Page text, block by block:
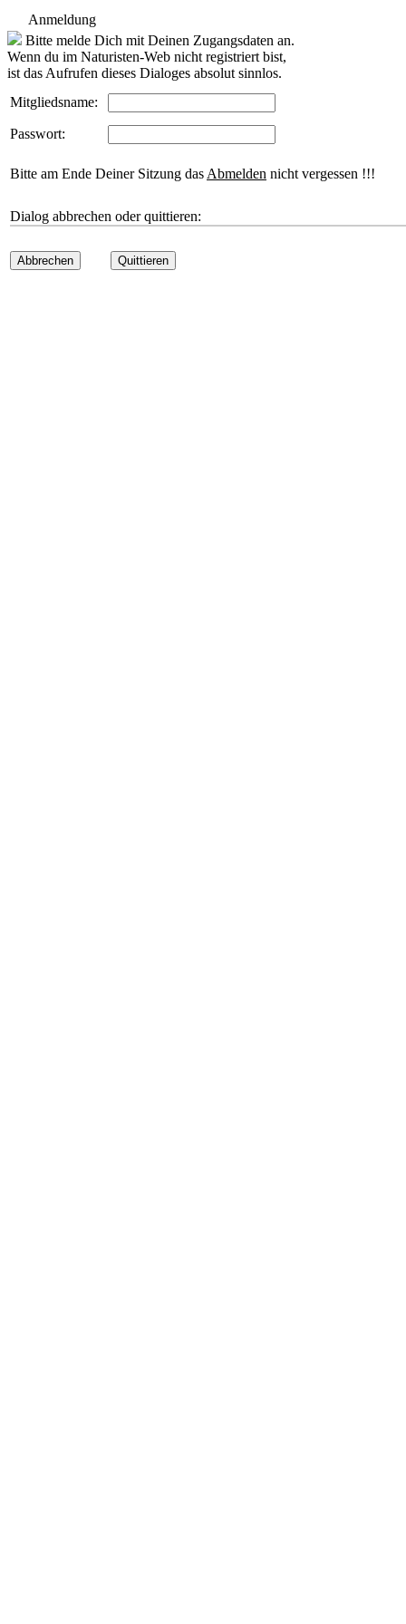
Anmeldung
Bitte melde Dich mit Deinen Zugangsdaten an.
Wenn du im Naturisten-Web nicht registriert bist,
ist das Aufrufen dieses Dialoges absolut sinnlos.
Mitgliedsname:
Passwort:
Bitte am Ende Deiner Sitzung das Abmelden nicht vergessen !!!
Dialog abbrechen oder quittieren:
Abbrechen Quittieren